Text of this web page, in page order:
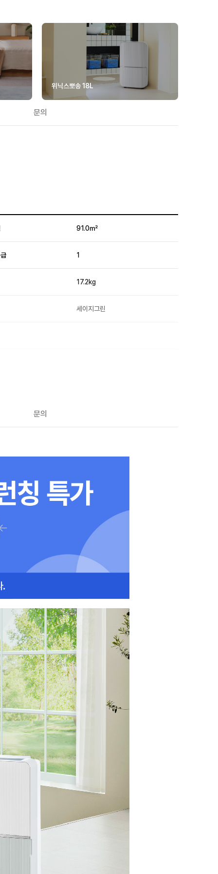
위닉스뽀송 18L
문의
91.0㎡
1
17.2kg
세이지그린
7년
문의